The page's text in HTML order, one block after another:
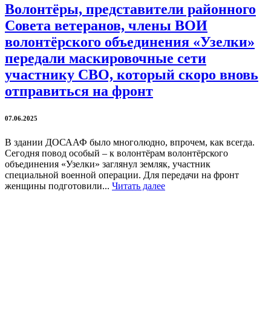
Волонтёры, представители районного
Совета ветеранов, члены ВОИ
волонтёрского объединения «Узелки»
передали маскировочные сети
участнику СВО, который скоро вновь
отправиться на фронт
07.06.2025
В здании ДОСААФ было многолюдно, впрочем, как всегда.
Сегодня повод особый – к волонтёрам волонтёрского
объединения «Узелки» заглянул земляк, участник
специальной военной операции. Для передачи на фронт
женщины подготовили... Читать далее